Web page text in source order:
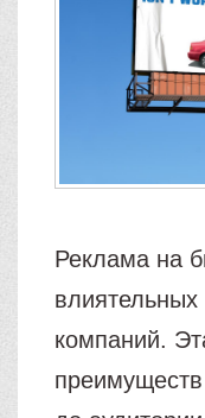
Реклама на
влиятельных
компаний.